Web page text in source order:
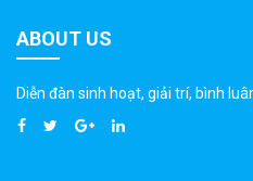
ABOUT US
Diễn đàn sinh hoạt, giải trí, bình